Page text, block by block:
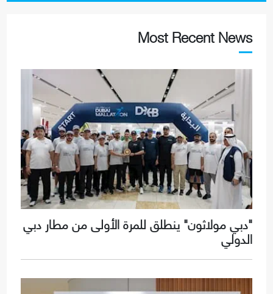
Most Recent News
"دبي مولاثون" ينطلق للمرة الأولى من مطار دبي
الدولي